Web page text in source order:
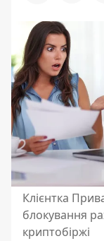
Клієнтка
блокування
криптобіржі